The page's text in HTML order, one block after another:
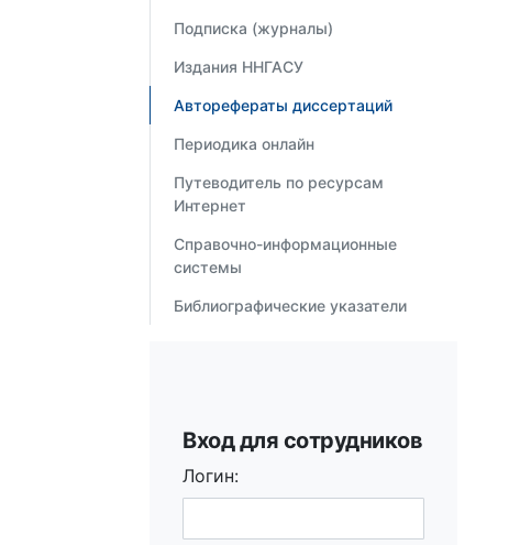
Подписка (журналы)
Издания ННГАСУ
Авторефераты диссертаций
Периодика онлайн
Путеводитель по ресурсам
Интернет
Справочно-информационные
системы
Библиографические указатели
Вход для сотрудников
Логин: